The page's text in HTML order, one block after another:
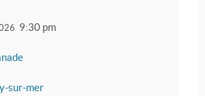
9:30 pm
sur-mer